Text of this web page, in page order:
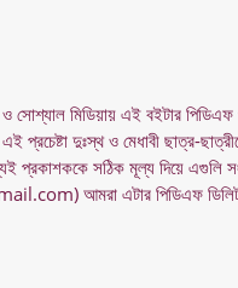
সোশ্যাল মিডিয়ায় এই বইটার
দুঃস্থ ও মেধাবী ছাত্র-
প্রকাশককে সঠিক মূল্য দিয়ে এগুলি
আমরা এটার পিডিএফ ডিলিট